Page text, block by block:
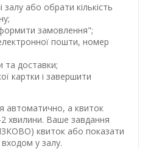
або обрати кількість
замовлення";
пошти, номер
та доставки;
картки і завершити
автоматично, а квиток
хвилини. Ваше завдання
квиток або показати
у залу.